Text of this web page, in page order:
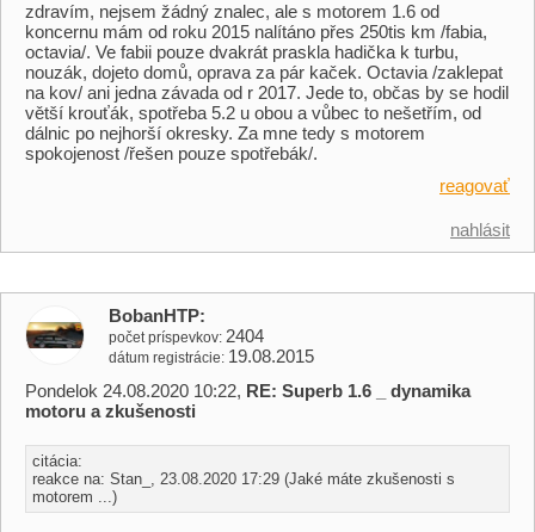
zdravím, nejsem žádný znalec, ale s motorem 1.6 od
koncernu mám od roku 2015 nalítáno přes 250tis km /fabia,
octavia/. Ve fabii pouze dvakrát praskla hadička k turbu,
nouzák, dojeto domů, oprava za pár kaček. Octavia /zaklepat
na kov/ ani jedna závada od r 2017. Jede to, občas by se hodil
větší krouťák, spotřeba 5.2 u obou a vůbec to nešetřím, od
dálnic po nejhorší okresky. Za mne tedy s motorem
spokojenost /řešen pouze spotřebák/.
reagovať
nahlásit
BobanHTP
počet príspevkov 2404
dátum registrácie 19.08.2015
Pondelok 24.08.2020 10:22, RE: Superb 1.6 _ dynamika
motoru a zkušenosti
citácia:
reakce na: Stan_, 23.08.2020 17:29 (Jaké máte zkušenosti s
motorem ...)